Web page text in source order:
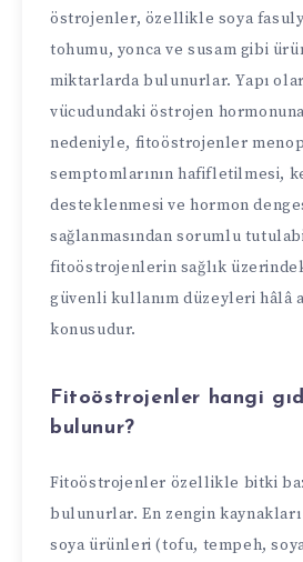
östrojenler, özellikle soya
tohumu, yonca ve susam gibi
miktarlarda bulunurlar. Yapı
vücudundaki östrojen
nedeniyle, fitoöstrojenler
semptomlarının hafifletilmesi,
desteklenmesi ve hormon
sağlanmasından sorumlu
fitoöstrojenlerin sağlık
güvenli kullanım düzeyleri hâlâ
konusudur.
Fitoöstrojenler hangi
bulunur?
Fitoöstrojenler özellikle bitki
bulunurlar. En zengin kaynakları
soya ürünleri (tofu, tempeh,